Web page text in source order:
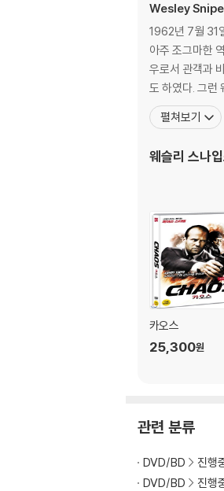
Wesley
1962년 7월 31
아주 조그마한
우로서 관객과 비평가들의 눈길을 끌게 되었다. 그 후 마틴
도 하였다. 그런
펼쳐보기
웨슬리 스나
카오스
25,300원
관련 분류
DVD/BD 진행
DVD/BD
진행